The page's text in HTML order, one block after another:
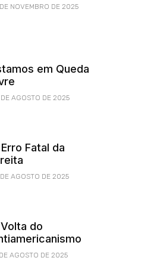
NOVEMBRO DE 2025
em Queda
AGOSTO DE 2025
Fatal da
AGOSTO DE 2025
do
AGOSTO DE 2025